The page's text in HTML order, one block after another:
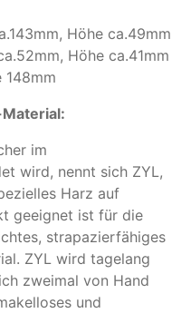
Höhe ca.49mm
Höhe ca.41mm
148mm
im
wird, nennt sich ZYL,
Harz auf
geeignet ist für die
strapazierfähiges
ZYL wird tagelang
zweimal von Hand
und